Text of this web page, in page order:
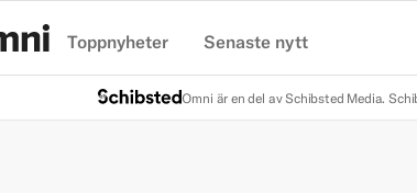
Toppnyheter Senaste nytt
Omni är en del av Schibsted Media.